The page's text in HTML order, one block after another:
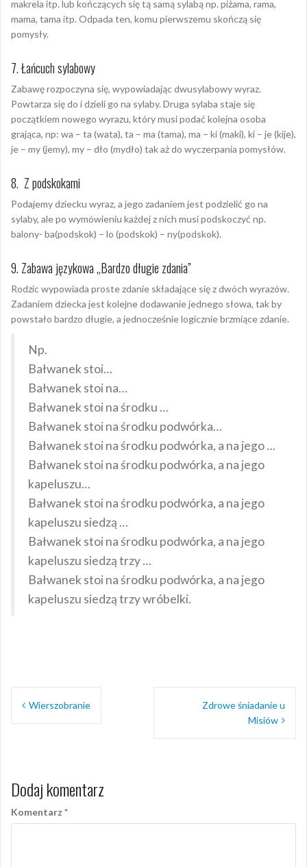
makrela itp. lub kończących się tą samą sylabą np. piżama, rama,
mama, tama itp. Odpada ten, komu pierwszemu skończą się
pomysły.
7. Łańcuch sylabowy
Zabawę rozpoczyna się, wypowiadając dwusylabowy wyraz.
Powtarza się do i dzieli go na sylaby. Druga sylaba staje się
początkiem nowego wyrazu, który musi podać kolejna osoba
grająca, np: wa – ta (wata), ta – ma (tama), ma – ki (maki), ki – je (kije),
je – my (jemy), my – dło (mydło) tak aż do wyczerpania pomysłów.
8. Z podskokami
Podajemy dziecku wyraz, a jego zadaniem jest podzielić go na
sylaby, ale po wymówieniu każdej z nich musi podskoczyć np.
balony- ba(podskok) – lo (podskok) – ny(podskok).
9. Zabawa językowa „Bardzo długie zdania”
Rodzic wypowiada proste zdanie składające się z dwóch wyrazów.
Zadaniem dziecka jest kolejne dodawanie jednego słowa, tak by
powstało bardzo długie, a jednocześnie logicznie brzmiące zdanie.
Np.
Bałwanek stoi…
Bałwanek stoi na…
Bałwanek stoi na środku …
Bałwanek stoi na środku podwórka…
Bałwanek stoi na środku podwórka, a na jego …
Bałwanek stoi na środku podwórka, a na jego
kapeluszu…
Bałwanek stoi na środku podwórka, a na jego
kapeluszu siedzą …
Bałwanek stoi na środku podwórka, a na jego
kapeluszu siedzą trzy …
Bałwanek stoi na środku podwórka, a na jego
kapeluszu siedzą trzy wróbelki.
Nawigacja
Wierszobranie
Zdrowe śniadanie u
Misiów
Dodaj komentarz
Komentarz *